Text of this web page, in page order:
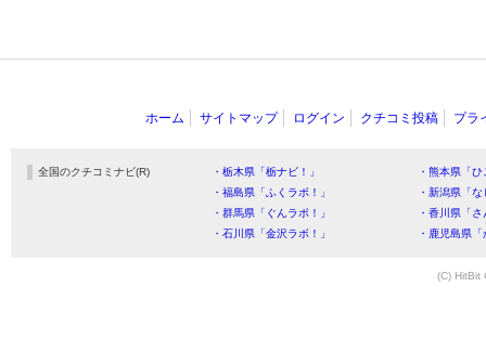
ホーム サイトマップ ログイン クチコミ投稿 プラ
全国のクチコミナビ(R) ・栃木県「栃ナビ！」
・熊本県「
・福島県「ふくラボ！」
・新潟県「
・群馬県「ぐんラボ！」
・香川県「
・石川県「金沢ラボ！」
・鹿児島県
(C) HitBit